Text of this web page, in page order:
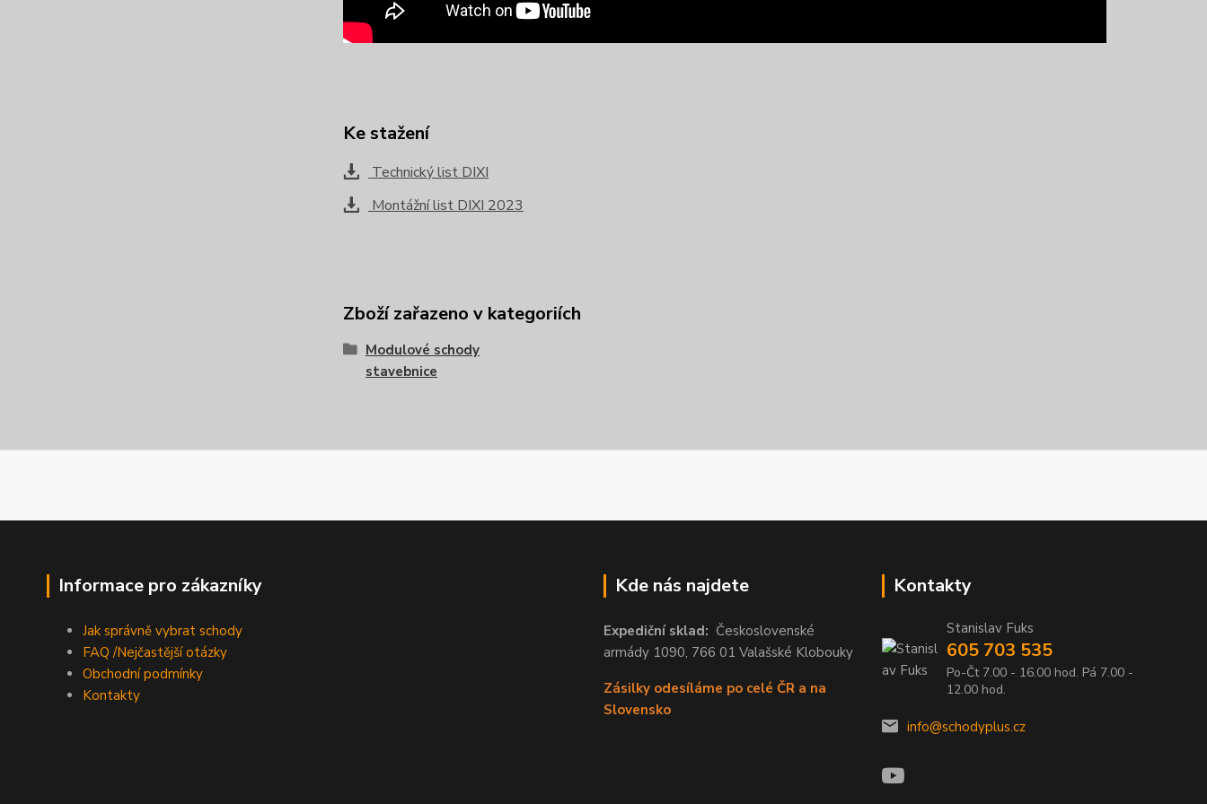
Ke stažení
Technický list DIXI
Montážní list DIXI 2023
Zboží zařazeno v kategoriích
Modulové schody
stavebnice
Informace pro zákazníky
Jak správně vybrat schody
FAQ /Nejčastější otázky
Obchodní podmínky
Kontakty
Kde nás najdete
Expediční sklad: Československé
armády 1090, 766 01 Valašské Klobouky
Zásilky odesíláme po celé ČR a na
Slovensko
Kontakty
Stanislav Fuks
605 703 535
Po-Čt 7.00 - 16.00 hod. Pá 7.00 -
12.00 hod.
info@schodyplus.cz